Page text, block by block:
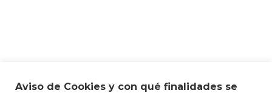
Aviso de Cookies y con qué finalidades se